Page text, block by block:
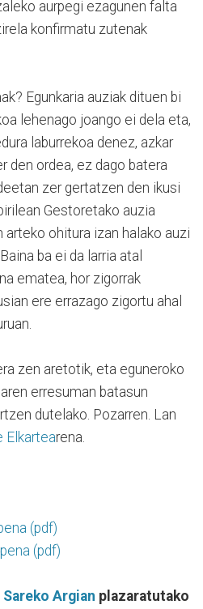
aurpegi ezagunen falta
konfirmatu zutenak
Egunkaria auziak dituen bi
lehenago joango ei dela eta,
laburrekoa denez, azkar
den ordea, ez dago batera
zer gertatzen den ikusi
Gestoretako auzia
arteko ohitura izan halako auzi
ba ei da larria atal
ematea, hor zigorrak
ere errazago zigortu ahal
zen aretotik, eta eguneroko
erresuman batasun
dutelako. Pozarren. Lan
Elkartearena.
(pdf)
(pdf)
Argian plazaratutako